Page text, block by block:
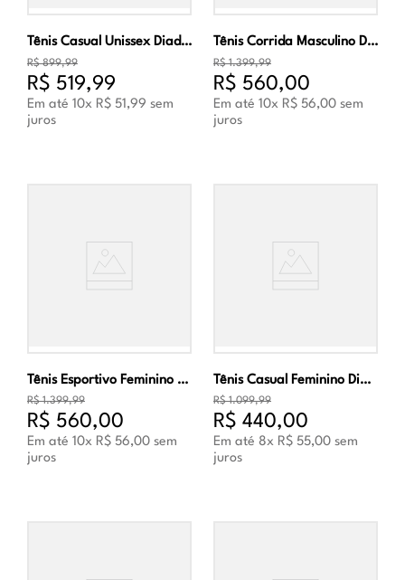
Tênis Casual Unissex Diadora Mythos Propulsion 280 Branco
R$ 899,99
R$ 519,99
Em até 10x R$ 51 ,99 sem
juros
Tênis Corrida Masculino Diadora Frequenza Branco
R$ 1.399,99
R$ 560,00
Em até 10x R$ 56,00 sem
juros
Tênis Esportivo Feminino Diadora Frequenza W Branco
R$ 1.399,99
R$ 560,00
Em até 10x R$ 56,00 sem
juros
Tênis Casual Feminino Diadora Mercury Dip-Dye Wn Lilás
R$ 1.099,99
R$ 440,00
Em até 8x R$ 55,00 sem
juros